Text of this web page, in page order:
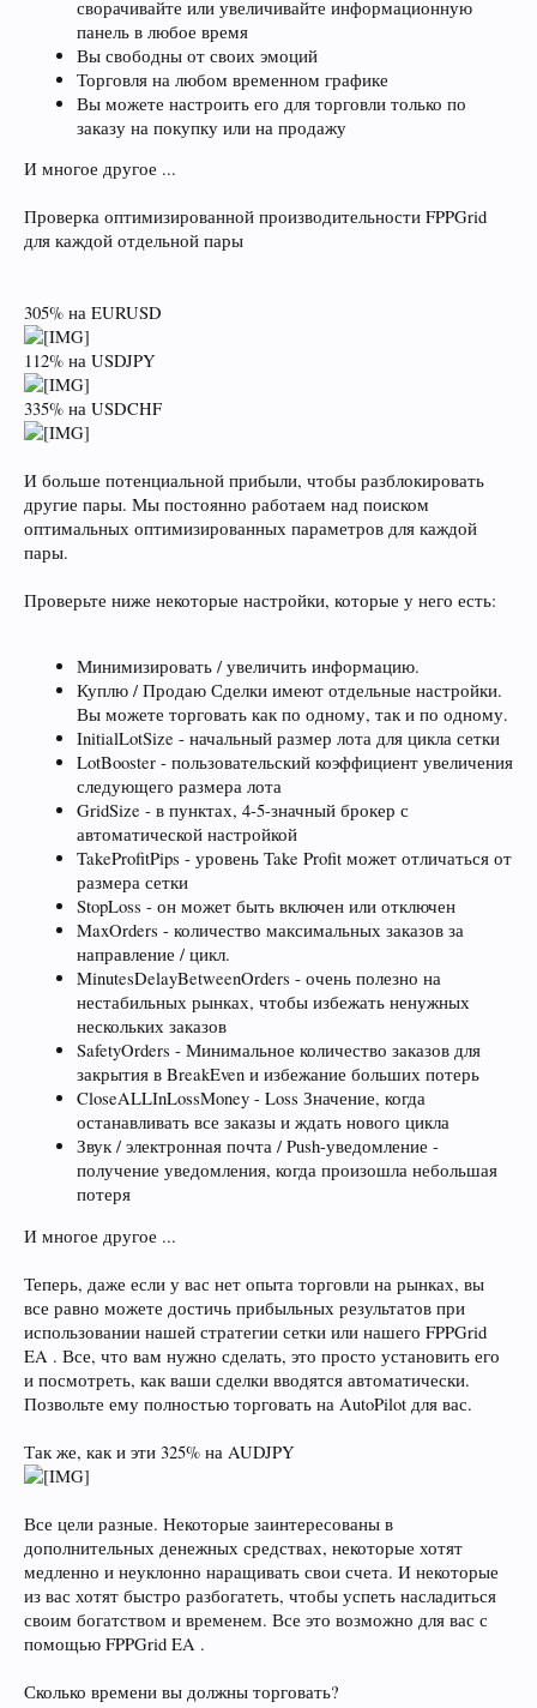
сворачивайте или увеличивайте информационную
панель в любое время
Вы свободны от своих эмоций
Торговля на любом временном графике
Вы можете настроить его для торговли только по
заказу на покупку или на продажу
И многое другое ...
Проверка оптимизированной производительности FPPGrid
для каждой отдельной пары
305% на EURUSD
112% на USDJPY
335% на USDCHF
И больше потенциальной прибыли, чтобы разблокировать
другие пары. Мы постоянно работаем над поиском
оптимальных оптимизированных параметров для каждой
пары.
Проверьте ниже некоторые настройки, которые у него есть:
Минимизировать / увеличить информацию.
Куплю / Продаю Сделки имеют отдельные настройки.
Вы можете торговать как по одному, так и по одному.
InitialLotSize - начальный размер лота для цикла сетки
LotBooster - пользовательский коэффициент увеличения
следующего размера лота
GridSize - в пунктах, 4-5-значный брокер с
автоматической настройкой
TakeProfitPips - уровень Take Profit может отличаться от
размера сетки
StopLoss - он может быть включен или отключен
MaxOrders - количество максимальных заказов за
направление / цикл.
MinutesDelayBetweenOrders - очень полезно на
нестабильных рынках, чтобы избежать ненужных
нескольких заказов
SafetyOrders - Минимальное количество заказов для
закрытия в BreakEven и избежание больших потерь
CloseALLInLossMoney - Loss Значение, когда
останавливать все заказы и ждать нового цикла
Звук / электронная почта / Push-уведомление -
получение уведомления, когда произошла небольшая
потеря
И многое другое ...
Теперь, даже если у вас нет опыта торговли на рынках, вы
все равно можете достичь прибыльных результатов при
использовании нашей стратегии сетки или нашего FPPGrid
EA . Все, что вам нужно сделать, это просто установить его
и посмотреть, как ваши сделки вводятся автоматически.
Позвольте ему полностью торговать на AutoPilot для вас.
Так же, как и эти 325% на AUDJPY
Все цели разные. Некоторые заинтересованы в
дополнительных денежных средствах, некоторые хотят
медленно и неуклонно наращивать свои счета. И некоторые
из вас хотят быстро разбогатеть, чтобы успеть насладиться
своим богатством и временем. Все это возможно для вас с
помощью FPPGrid EA .
Сколько времени вы должны торговать?